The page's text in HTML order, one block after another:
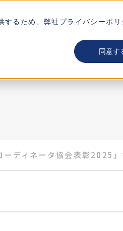
するため、弊社 プライバシーポリ
同意す
ーディネータ協会表彰2025